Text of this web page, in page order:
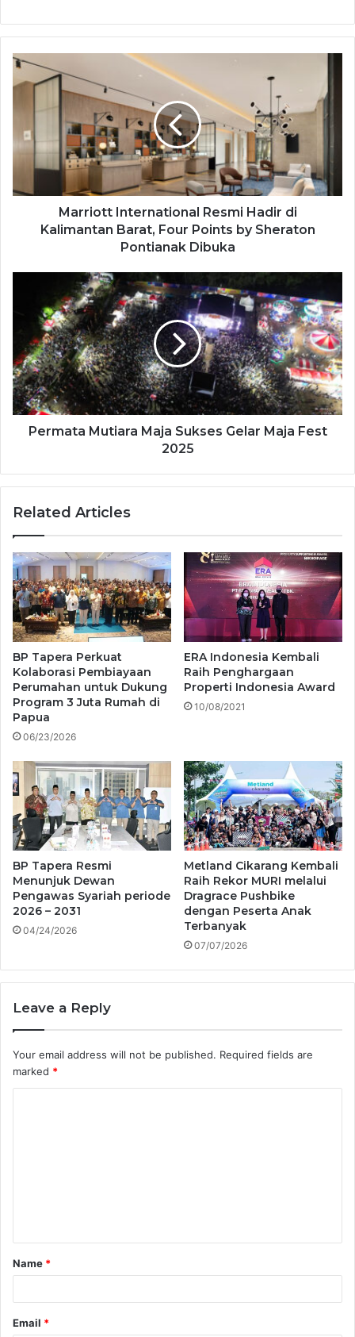
Marriott International Resmi Hadir di
Kalimantan Barat, Four Points by Sheraton
Pontianak Dibuka
Permata Mutiara Maja Sukses Gelar Maja Fest
2025
Related Articles
BP Tapera Perkuat
Kolaborasi Pembiayaan
Perumahan untuk Dukung
Program 3 Juta Rumah di
Papua
06/23/2026
ERA Indonesia Kembali
Raih Penghargaan
Properti Indonesia Award
10/08/2021
BP Tapera Resmi
Menunjuk Dewan
Pengawas Syariah periode
2026 – 2031
04/24/2026
Metland Cikarang Kembali
Raih Rekor MURI melalui
Dragrace Pushbike
dengan Peserta Anak
Terbanyak
07/07/2026
Leave a Reply
Your email address will not be published. Required fields are
marked *
t
*
Name *
Email *